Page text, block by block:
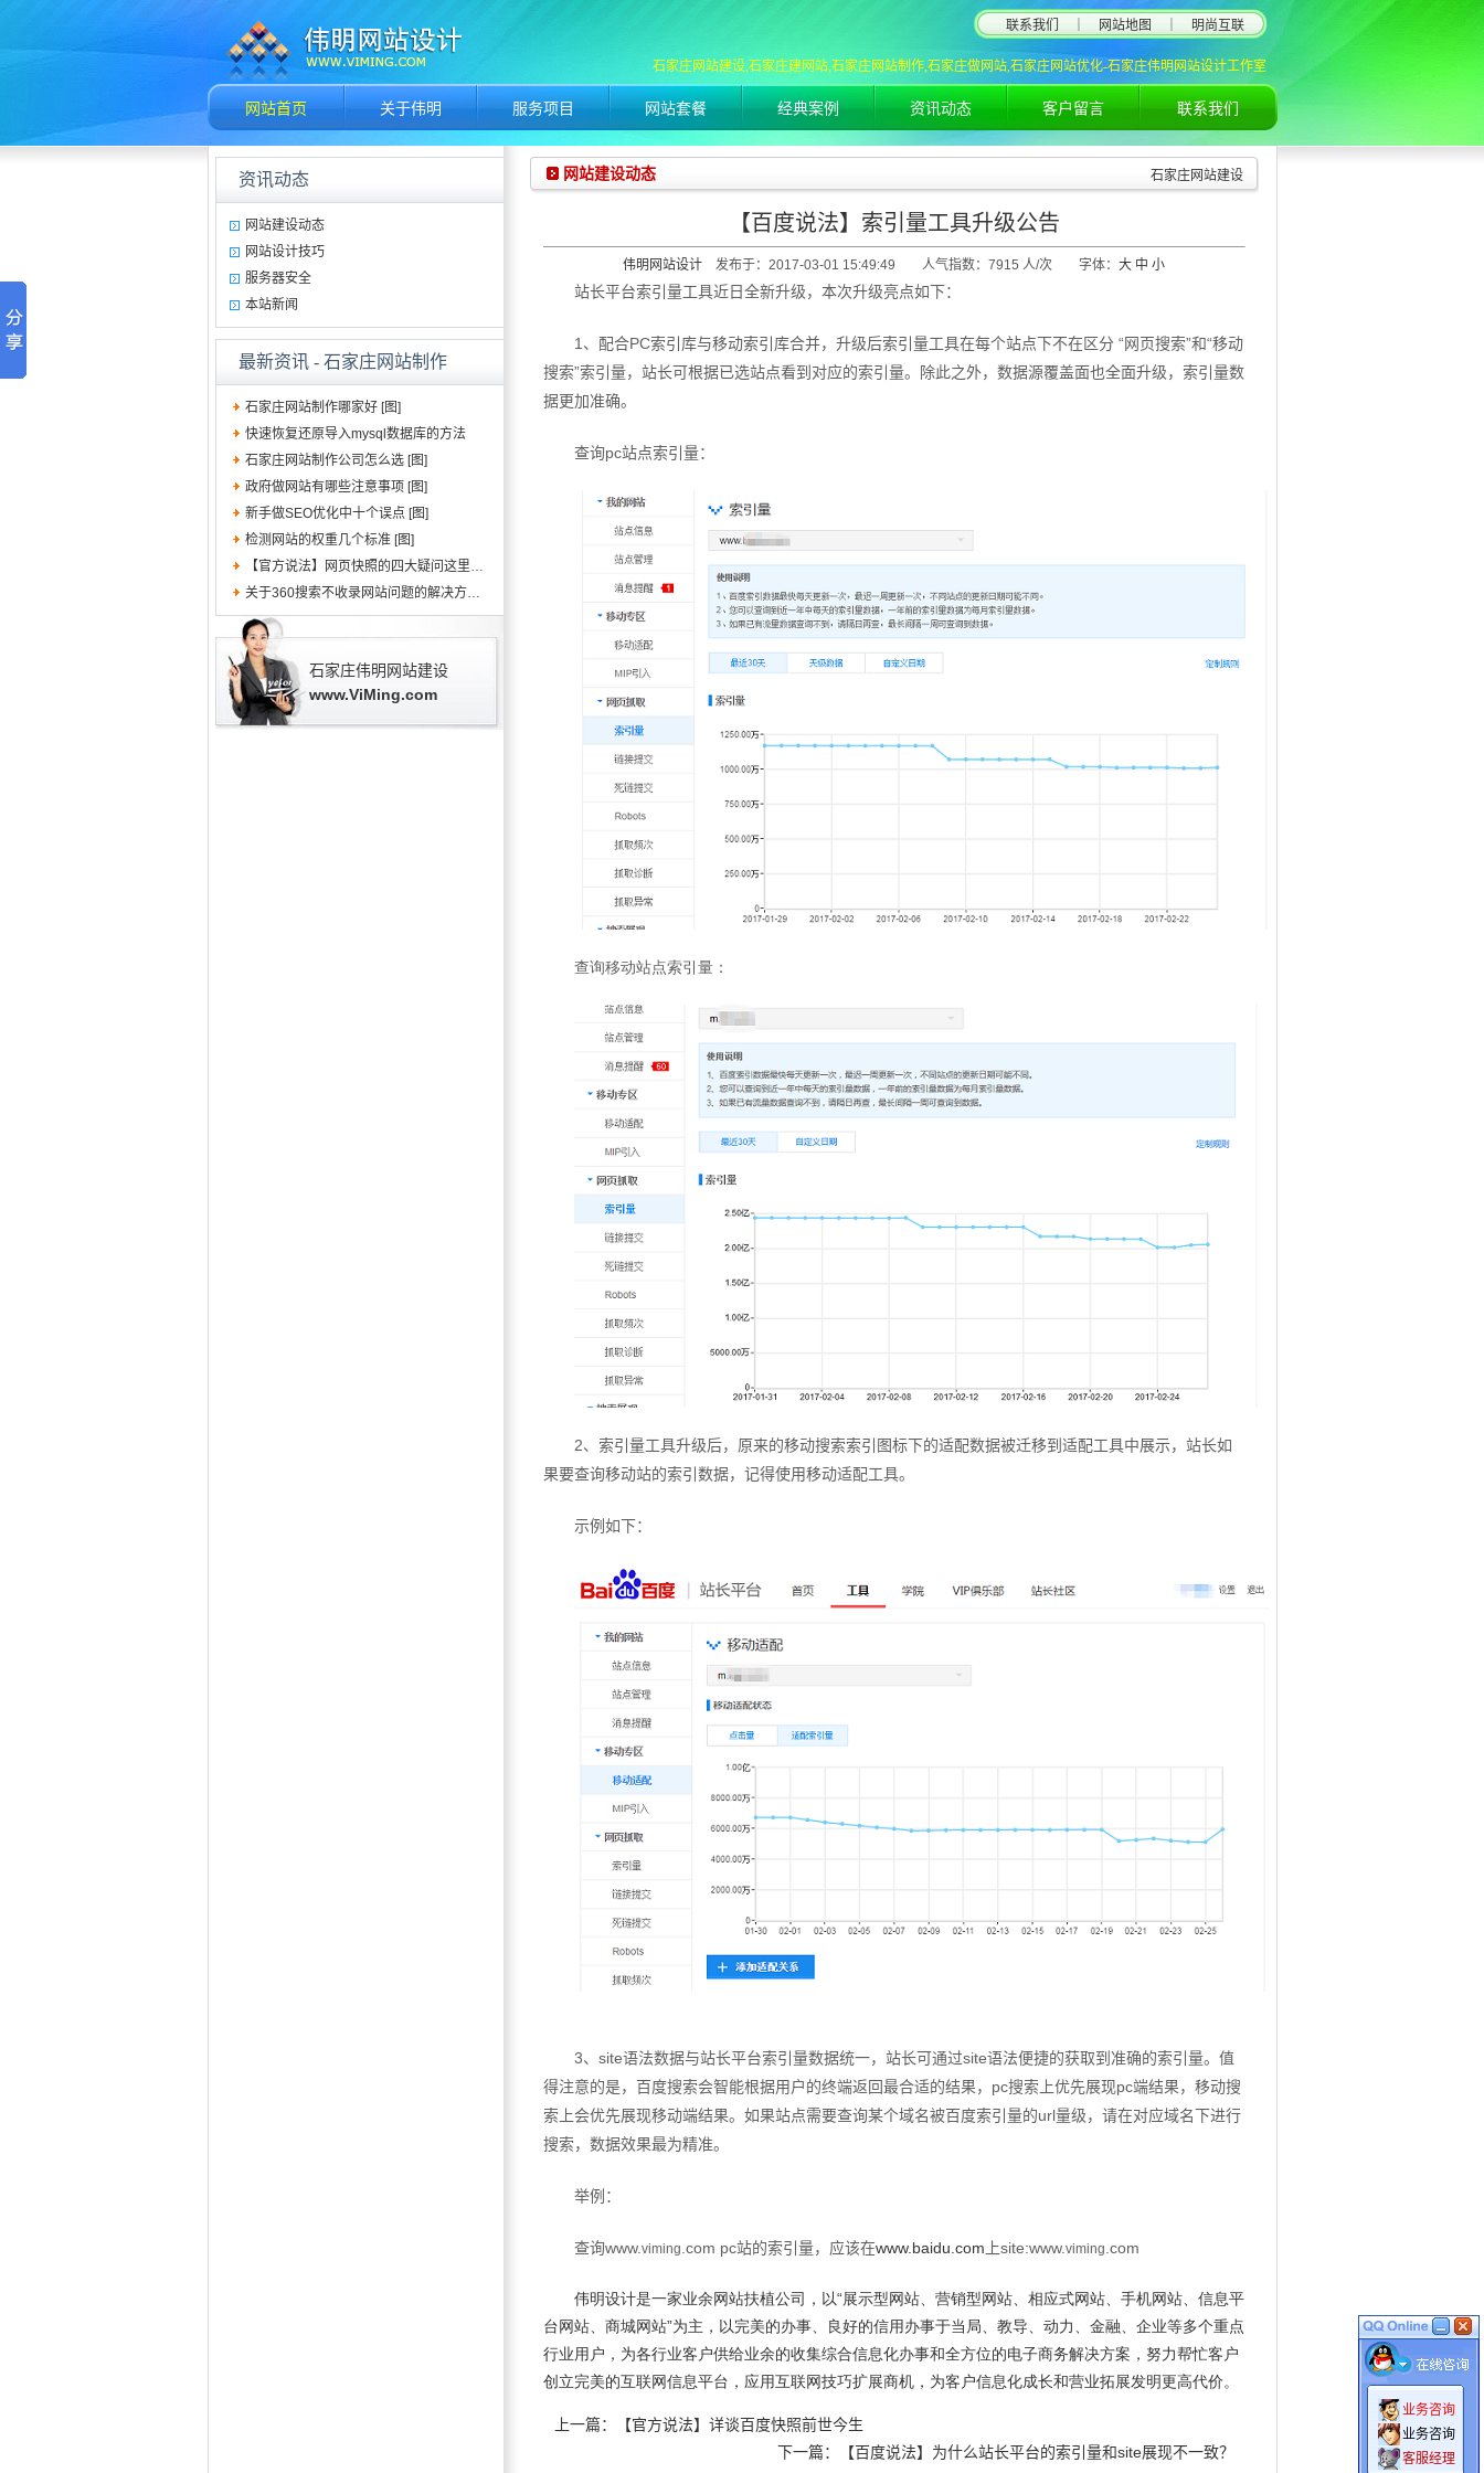
联系我们 网站地图 明尚互联
石家庄网站建设,石家庄建网站,石家庄网站制作,石家庄做网站,石家庄网站优化-石家庄伟明网站设计工作室
网站首页 关于伟明 服务项目 网站套餐 经典案例 资讯动态 客户留言 联系我们
网站建设动态 石家庄网站建设
【百度说法】索引量工具升级公告
伟明网站设计 发布于：2017-03-01 15:49:49 人气指数：7915 人/次 字体： 大 中 小
站长平台索引量工具近日全新升级，本次升级亮点如下：
1 、配合PC索引库与移动索引库合并，升级后索引量工具在每个站点下不在区分 “网页搜索”和“移动
搜索”索引量，站长可根据已选站点看到对应的索引量。除此之外，数据源覆盖面也全面升级，索引量数
据更加准确。
查询pc站点索引量：
查询移动站点索引量：
2、索引量工具升级后，原来的移动搜索索引图标下的适配数据被迁移到适配工具中展示，站长如
果要查询移动站的索引数据，记得使用移动适配工具。
示例如下：
3、 site语法数据与站长平台索引量数据统一，站长可通过site语法便捷的获取到准确的索引量。值
得注意的是，百度搜索会智能根据用户的终端返回最合适的结果， pc搜索上优先展现pc端结果，移动搜
索上会优先展现移动端结果。如果站点需要查询某个域名被百度索引量的url量级，请在对应域名下进行
搜索，数据效果最为精准。
举例：
查询www. viming .com pc站的索引量，应该在www.baidu.com 上site:www. viming .com
伟明设计是一家业余网站扶植公司，以“展示型网站、营销型网站、相应式网站、手机网站、信息平
台网站、商城网站”为主，以完美的办事、良好的信用办事于当局、教导、动力、金融、企业等多个重点
行业用户，为各行业客户供给业余的收集综合信息化办事和全方位的电子商务解决方案，努力帮忙客户
创立完美的互联网信息平台，应用互联网技巧扩展商机，为客户信息化成长和营业拓展发明更高代价。
上一篇：
【官方说法】详谈百度快照前世今生
下一篇：
【百度说法】为什么站长平台的索引量和site展现不一致？
资讯动态
网站建设动态
网站设计技巧
服务器安全
本站新闻
最新资讯- 石家庄网站制作
石家庄网站制作哪家好 [图]
快速恢复还原导入mysql数据库的方法
石家庄网站制作公司怎么选 [图]
政府做网站有哪些注意事项 [图]
新手做SEO优化中十个误点 [图]
检测网站的权重几个标准 [图]
【官方说法】网页快照的四大疑问这里都有解 [图]
关于360搜索不收录网站问题的解决方法 [图]
石家庄伟明网站建设
www.ViMing.com
业务咨询
业务咨询
客服经理